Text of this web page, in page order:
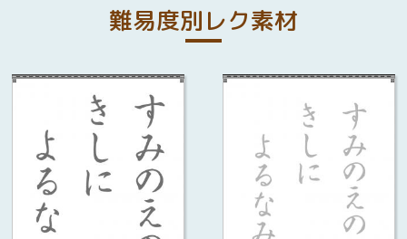
難易度別レク素材